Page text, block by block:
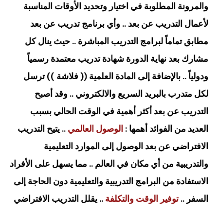
والمرونة المطلوبة في اختيار وتحديد الأوقات المناسبة
لأعمال التدريب عن بعد .. وأي برنامج تدريب عن بعد
مطابق تماماً لبرامج التدريب المباشرة .. حيث ينال كل
مشارك بعد نهاية الدورة شهادة تدريب معتمدة رسمياً
ودولياً .. بالإضافة إلى المادة العلمية (( فلاشة )) ترسل
لكل متدرب بالبريد السريع والالكتروني .. وقد أصبح
التدريب عن بعد أكثر أهمية في الوقت الحالي بسبب
العديد من الفوائد أهمها : الوصول العالمي .. يتيح التدريب
الافتراضي عن بعد الوصول إلى الموارد التعليمية
والتدريبية من أي مكان في العالم .. مما يسهل على الأفراد
الاستفادة من البرامج التدريبية والتعليمية دون الحاجة إلى
السفر .. توفير الوقت والتكلفة .. يقلل التدريب الافتراضي